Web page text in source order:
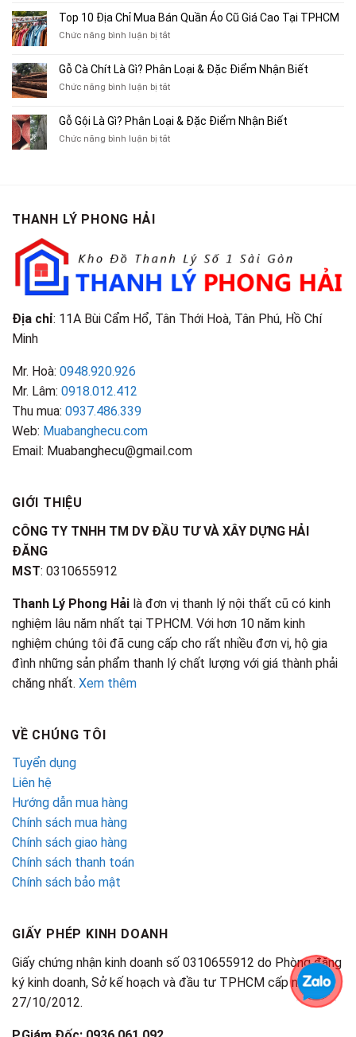
Bán
Xe
Cũ,
Xe
Cũ
TP.HCM
10
Thu
Sách
Tạp
Chí
Top 10 Địa Chỉ Mua Bán Quần Áo Cũ Giá Cao Tại TPHCM
Chức năng bình luận bị tắtở
Địa
Chỉ
Bán
Áo
Gỗ Cà Chít Là Gì? Phân Loại & Đặc Điểm Nhận Biết
Chức năng bình luận bị tắtở
Chít
Là
Gỗ Gội Là Gì? Phân Loại & Đặc Điểm Nhận Biết
Chức năng bình luận bị tắtở
Điểm
Nhận
Biết
THANH LÝ PHONG HẢI
Địa chỉ: 11A Bùi Cẩm Hổ, Tân Thới Hoà, Tân Phú, Hồ Chí
Minh
Mr. Hoà: 0948.920.926
Mr. Lâm: 0918.012.412
Thu mua: 0937.486.339
Web: Muabanghecu.com
Email: Muabanghecu@gmail.com
GIỚI THIỆU
CÔNG TY TNHH TM DV ĐẦU TƯ VÀ XÂY DỰNG HẢI
ĐĂNG
MST: 0310655912
Thanh Lý Phong Hải là đơn vị thanh lý nội thất cũ có kinh
nghiệm lâu năm nhất tại TPHCM. Với hơn 10 năm kinh
nghiệm chúng tôi đã cung cấp cho rất nhiều đơn vị, hộ gia
đình những sản phẩm thanh lý chất lượng với giá thành phải
chăng nhất. Xem thêm
VỀ CHÚNG TÔI
Tuyển dụng
Liên hệ
Hướng dẫn mua hàng
Chính sách mua hàng
Chính sách giao hàng
Chính sách thanh toán
Chính sách bảo mật
GIẤY PHÉP KINH DOANH
Giấy chứng nhận kinh doanh số 0310655912 do Phòng đăng
ký kinh doanh, Sở kế hoạch và đầu tư TPHCM cấp ngày
27/10/2012.